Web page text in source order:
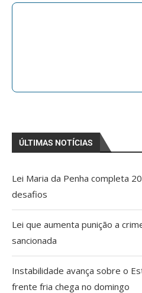
ÚLTIMAS NOTÍCIAS
Lei Maria da Penha completa
desafios
Lei que aumenta punição a
sancionada
Instabilidade avança sobre o
frente fria chega no domingo